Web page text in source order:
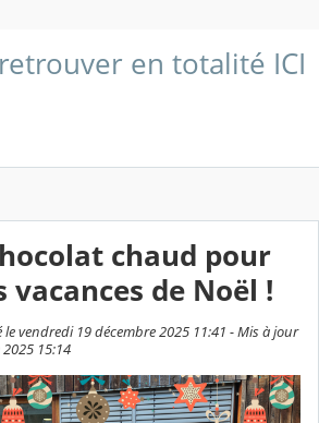
en totalité ICI
chaud pour
vacances de Noël !
le vendredi 19 décembre 2025 11:41 - Mis à jour
15:14